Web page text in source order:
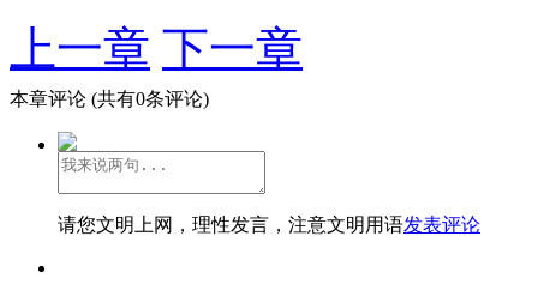
上一章 下一章
本章评论 (共有0条评论)
请您文明上网，理性发言，注意文明用语发表评论